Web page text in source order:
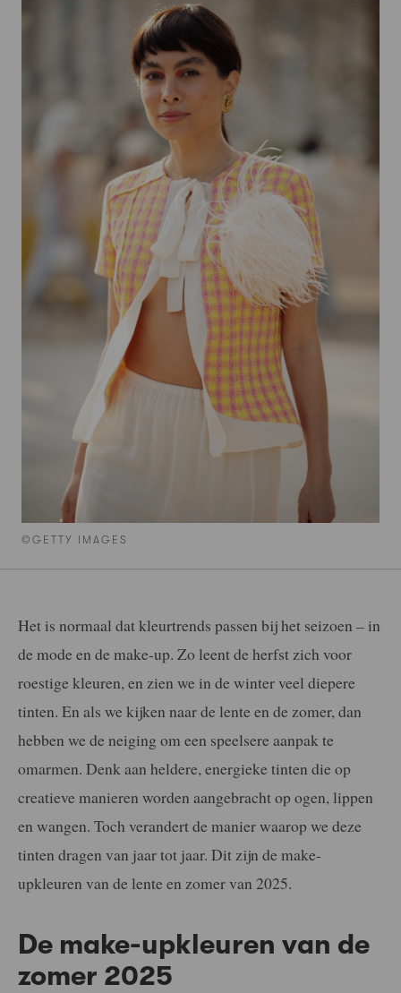
©GETTY IMAGES
Het is normaal dat kleurtrends passen bij het seizoen – in
de mode en de make-up. Zo leent de herfst zich voor
roestige kleuren, en zien we in de winter veel diepere
tinten. En als we kijken naar de lente en de zomer, dan
hebben we de neiging om een speelsere aanpak te
omarmen. Denk aan heldere, energieke tinten die op
creatieve manieren worden aangebracht op ogen, lippen
en wangen. Toch verandert de manier waarop we deze
tinten dragen van jaar tot jaar. Dit zijn de make-
upkleuren van de lente en zomer van 2025.
De make-upkleuren van de
zomer 2025